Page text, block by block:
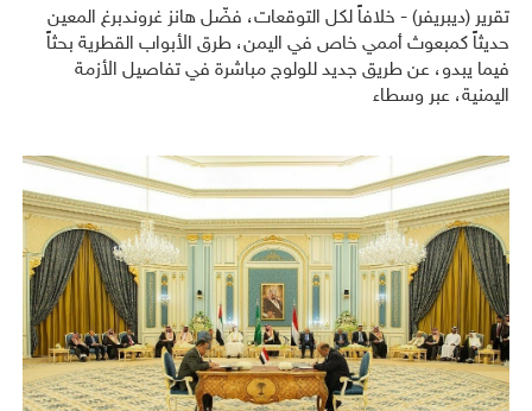
تقرير (ديبريفر) - خلافاً لكل التوقعات، فضّل هانز غروندبرغ المعين
حديثاً كمبعوث أممي خاص في اليمن، طرق الأبواب القطرية بحثاً
فيما يبدو، عن طريق جديد للولوج مباشرة في تفاصيل الأزمة
اليمنية، عبر وسطاء